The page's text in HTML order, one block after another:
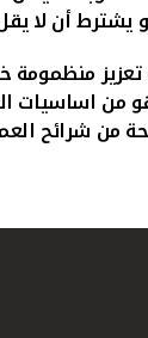
للحساب عن 50 دينار في
منظمومة
من اساسيات
من شرائح